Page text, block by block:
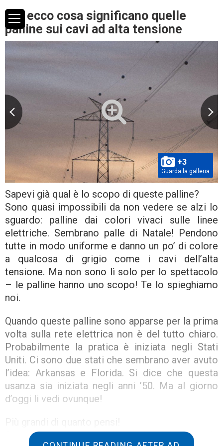
Oh, ecco cosa significano quelle
palline sui cavi ad alta tensione
+3
Guarda la galleria
Sapevi già qual è lo scopo di queste palline?
Sono quasi impossibili da non vedere se alzi lo
sguardo: palline dai colori vivaci sulle linee
elettriche. Sembrano palle di Natale! Pendono
tutte in modo uniforme e danno un po’ di colore
a qualcosa di grigio come i cavi dell’alta
tensione. Ma non sono lì solo per lo spettacolo
– le palline hanno uno scopo! Te lo spieghiamo
noi.
Quando queste palline sono apparse per la prima
volta sulla rete elettrica non è del tutto chiaro.
Probabilmente la pratica è iniziata negli Stati
Uniti. Ci sono due stati che sembrano aver avuto
l’idea: Arkansas e Florida. Si dice che questa
usanza sia iniziata negli anni ’50. Ma al giorno
d’oggi li vedi ovunque!
Se costeggi un paio di linee elettriche, o se le